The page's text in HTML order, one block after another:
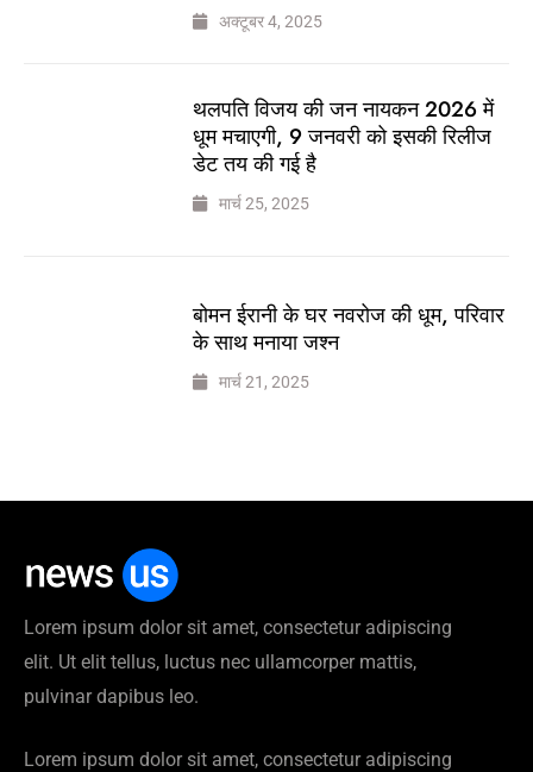
अक्टूबर 4, 2025
थलपति विजय की जन नायकन 2026 में
धूम मचाएगी, 9 जनवरी को इसकी रिलीज
डेट तय की गई है
मार्च 25, 2025
बोमन ईरानी के घर नवरोज की धूम, परिवार
के साथ मनाया जश्न
मार्च 21, 2025
Lorem ipsum dolor sit amet, consectetur adipiscing
elit. Ut elit tellus, luctus nec ullamcorper mattis,
pulvinar dapibus leo.
Lorem ipsum dolor sit amet, consectetur adipiscing